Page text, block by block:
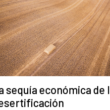
sequía económica de